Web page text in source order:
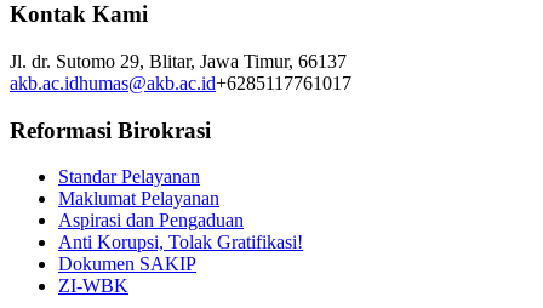
Kontak Kami
Jl. dr. Sutomo 29, Blitar, Jawa Timur, 66137
akb.ac.idhumas@akb.ac.id+6285117761017
Reformasi Birokrasi
Standar Pelayanan
Maklumat Pelayanan
Aspirasi dan Pengaduan
Anti Korupsi, Tolak Gratifikasi!
Dokumen SAKIP
ZI-WBK